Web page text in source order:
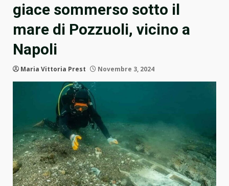
giace sommerso sotto il
mare di Pozzuoli, vicino a
Napoli
Maria Vittoria Prest Novembre 3, 2024